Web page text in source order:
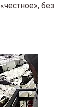
без